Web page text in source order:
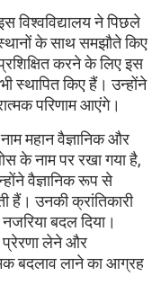
विश्वविद्यालय ने पिछले
के साथ समझौते किए
करने के लिए इस
स्थापित किए हैं। उन्होंने
परिणाम आएंगे।
महान वैज्ञानिक और
के नाम पर रखा गया है,
वैज्ञानिक रूप से
हैं। उनकी क्रांतिकारी
बदल दिया।
प्रेरणा लेने और
बदलाव लाने का आग्रह